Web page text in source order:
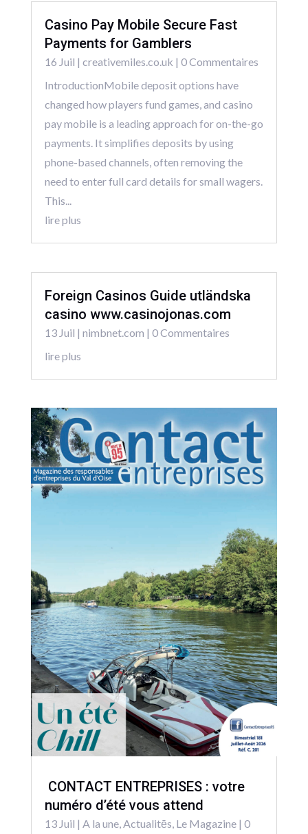
Casino Pay Mobile Secure Fast
Payments for Gamblers
16 Juil | creativemiles.co.uk | 0 Commentaires
IntroductionMobile deposit options have
changed how players fund games, and casino
pay mobile is a leading approach for on-the-go
payments. It simplifies deposits by using
phone-based channels, often removing the
need to enter full card details for small wagers.
This...
lire plus
Foreign Casinos Guide utländska
casino www.casinojonas.com
13 Juil | nimbnet.com | 0 Commentaires
lire plus
CONTACT ENTREPRISES : votre
numéro d’été vous attend
13 Juil | A la une, Actualitēs Le Magazine| 0